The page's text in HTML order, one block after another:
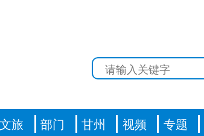
文旅 部门 甘州 视频 专题